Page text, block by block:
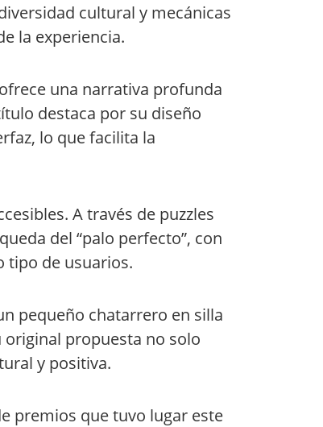
cultural y mecánicas
la experiencia.
una narrativa profunda
destaca por su diseño
lo que facilita la
A través de puzzles
del “palo perfecto”, con
tipo de usuarios.
pequeño chatarrero en silla
propuesta no solo
y positiva.
premios que tuvo lugar este